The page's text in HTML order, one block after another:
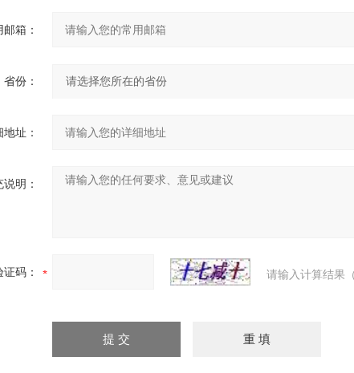
箱：
省份：
址：
明：
证码： 请输入计算结果